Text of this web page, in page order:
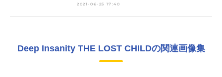
2021-06-25 17:40
Deep Insanity THE LOST CHILDの関連画像集